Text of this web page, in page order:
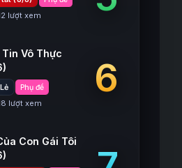
lượt xem
Vô Thực
Phụ đề
lượt xem
6
Con Gái Tôi